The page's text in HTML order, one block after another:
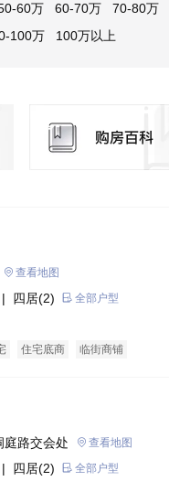
60万 60-70万
70-80万
100万 100万以上
查看地图
| 四居(2) 全部户型
住宅底商 临街商铺
庭路交会处 查看地图
| 四居(2) 全部户型